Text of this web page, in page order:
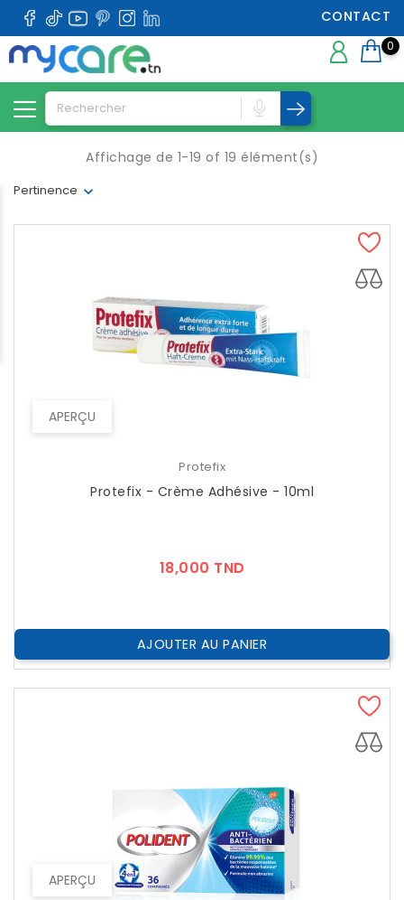
CONTACT
0
Pertinence
Affichage de 1-19 of 19 élément(s)
APERÇU
Protefix
Protefix - Crème Adhésive - 10ml
18,000 TND
AJOUTER AU PANIER
APERÇU